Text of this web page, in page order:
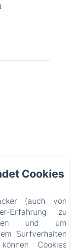
Cookies
(auch von
Erfahrung zu
und um
Surfverhalten
Cookies